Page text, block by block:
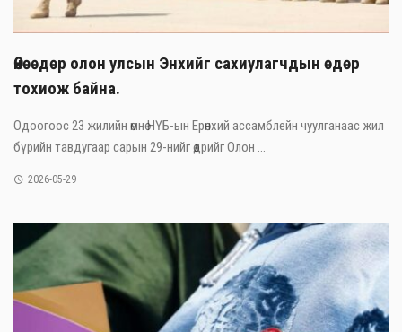
Өнөөдөр олон улсын Энхийг сахиулагчдын өдөр
тохиож байна.
Одоогоос 23 жилийн өмнө НҮБ-ын Ерөнхий ассамблейн чуулганаас жил
бүрийн тавдугаар сарын 29-нийг өдрийг Олон ...
2026-05-29